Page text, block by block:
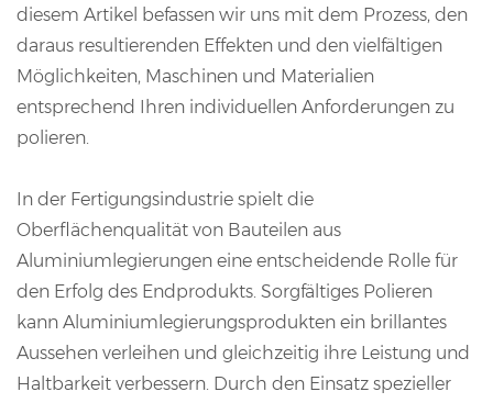
diesem Artikel befassen wir uns mit dem Prozess, den
daraus resultierenden Effekten und den vielfältigen
Möglichkeiten, Maschinen und Materialien
entsprechend Ihren individuellen Anforderungen zu
polieren.
In der Fertigungsindustrie spielt die
Oberflächenqualität von Bauteilen aus
Aluminiumlegierungen eine entscheidende Rolle für
den Erfolg des Endprodukts. Sorgfältiges Polieren
kann Aluminiumlegierungsprodukten ein brillantes
Aussehen verleihen und gleichzeitig ihre Leistung und
Haltbarkeit verbessern. Durch den Einsatz spezieller